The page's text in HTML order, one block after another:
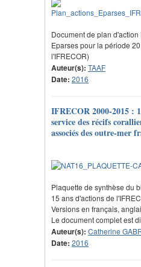
Document de plan d'action
Eparses pour la période
l'IFRECOR)
Auteur(s): TAAF
Date: 2016
IFRECOR 2000-2015 :
service des récifs
associés des outre-mer
Plaquette de synthèse du
15 ans d'actions de
Versions en français,
Le document complet est
Auteur(s): Catherine
Date: 2016